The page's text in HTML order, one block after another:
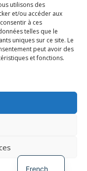
utilisons des
et/ou accéder aux
à ces
telles que le
uniques sur ce site. Le
peut avoir des
et fonctions.
Circle
French